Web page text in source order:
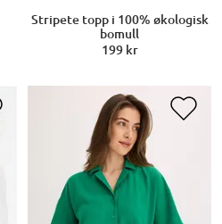
Stripete topp i 100% økologisk
bomull
199 kr